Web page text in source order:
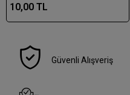
10,00 TL
Güvenli Alışveriş